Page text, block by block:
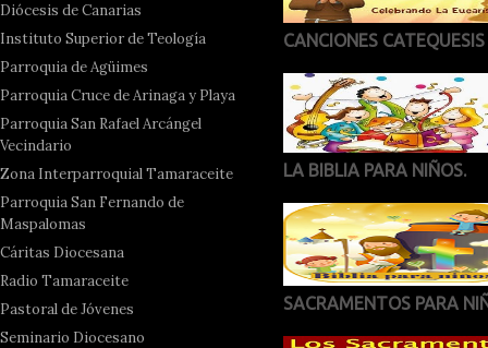
Diócesis de Canarias
Instituto Superior de Teología
Parroquia de Agüimes
Parroquia Cruce de Arinaga y Playa
Parroquia San Rafael Arcángel
Vecindario
Zona Interparroquial Tamaraceite
Parroquia San Fernando de
Maspalomas
Cáritas Diocesana
Radio Tamaraceite
Pastoral de Jóvenes
Seminario Diocesano
CANCIONES CATEQUESIS
LA BIBLIA PARA NIÑOS.
SACRAMENTOS PARA